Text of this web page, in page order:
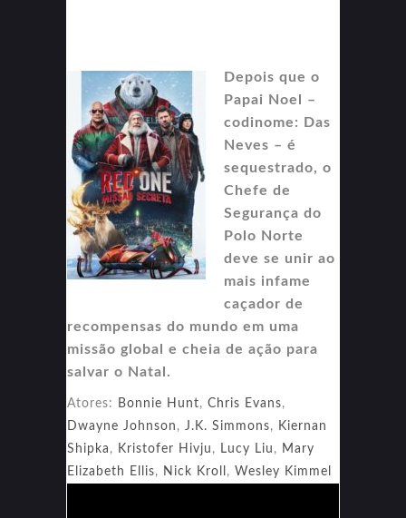
Depois que o
Papai Noel –
codinome: Das
Neves – é
sequestrado, o
Chefe de
Segurança do
Polo Norte
deve se unir ao
mais infame
caçador de
recompensas do mundo em uma
missão global e cheia de ação para
salvar o Natal.
Atores: Bonnie Hunt, Chris Evans,
Dwayne Johnson , J.K. Simmons, Kiernan
Shipka , Kristofer Hivju , Lucy Liu , Mary
Elizabeth Ellis, Nick Kroll , Wesley Kimmel